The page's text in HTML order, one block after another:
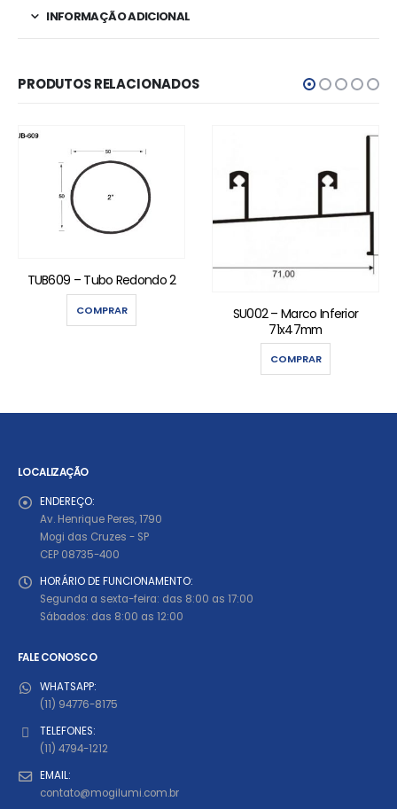
INFORMAÇÃO ADICIONAL
PRODUTOS RELACIONADOS
TUB609 – Tubo Redondo 2
COMPRAR
SU002 – Marco Inferior
71x47mm
COMPRAR
LOCALIZAÇÃO
ENDEREÇO:
Av. Henrique Peres, 1790
Mogi das Cruzes - SP
CEP 08735-400
HORÁRIO DE FUNCIONAMENTO:
Segunda a sexta-feira: das 8:00 as 17:00
Sábados: das 8:00 as 12:00
FALE CONOSCO
WHATSAPP:
(11) 94776-8175
TELEFONES:
(11) 4794-1212
EMAIL:
contato@mogilumi.com.br